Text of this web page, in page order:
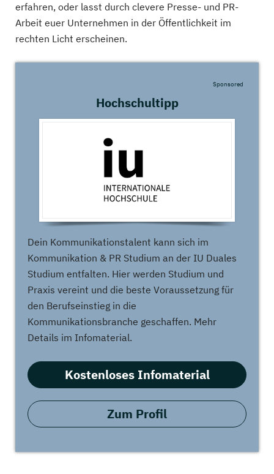
erfahren, oder lasst durch clevere Presse- und PR-
Arbeit euer Unternehmen in der Öffentlichkeit im
rechten Licht erscheinen.
Hochschultipp
Sponsored
Dein Kommunikationstalent kann sich im
Kommunikation & PR Studium an der IU Duales
Studium entfalten. Hier werden Studium und
Praxis vereint und die beste Voraussetzung für
den Berufseinstieg in die
Kommunikationsbranche geschaffen. Mehr
Details im Infomaterial.
Kostenloses Infomaterial
Zum Profil